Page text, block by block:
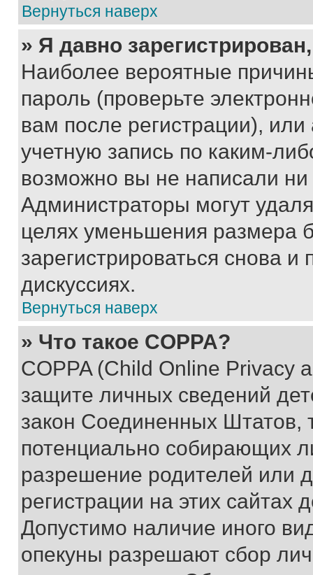
Вернуться наверх
» Я давно
Наиболее вероятные
пароль (проверьте
вам после регистрации),
учетную запись по каким-
возможно вы не написали
Администраторы могут
целях уменьшения размера
зарегистрироваться снова и
дискуссиях.
Вернуться наверх
» Что такое COPPA?
COPPA (Child Online Privacy
защите личных сведений
закон Соединенных Штатов,
потенциально собирающих
разрешение родителей или
регистрации на этих сайтах
Допустимо наличие иного
опекуны разрешают сбор